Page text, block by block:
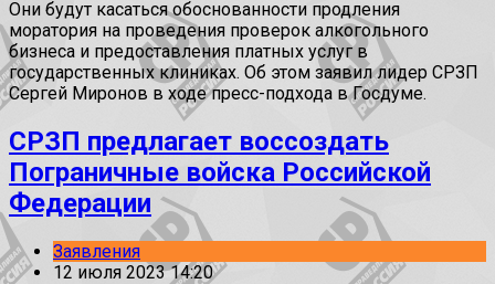
Они будут касаться обоснованности продления
моратория на проведения проверок алкогольного
бизнеса и предоставления платных услуг в
государственных клиниках. Об этом заявил лидер СРЗП
Сергей Миронов в ходе пресс-подхода в Госдуме.
СРЗП предлагает воссоздать
Пограничные войска Российской
Федерации
Заявления
12 июля 2023 14:20